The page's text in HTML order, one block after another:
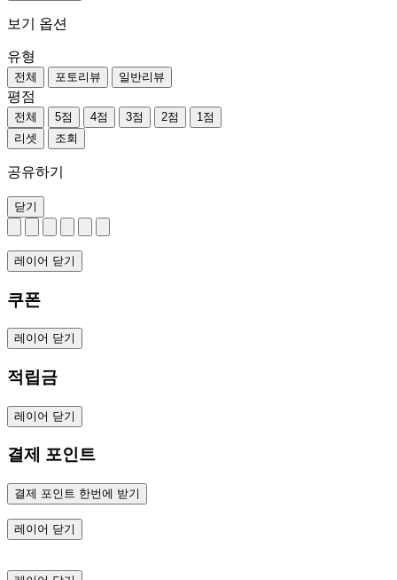
보기 옵션
유형
전체 포토리뷰 일반리뷰
평점
전체 5점 4점 3점 2점
1점
리셋
조회
공유하기
닫기
레이어 닫기
쿠폰
레이어 닫기
적립금
레이어 닫기
결제 포인트
결제 포인트 한번에 받기
레이어 닫기